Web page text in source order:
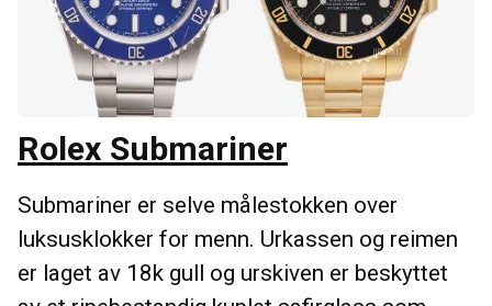
Rolex Submariner
Submariner er selve målestokken over
luksusklokker for menn. Urkassen og reimen
er laget av 18k gull og urskiven er beskyttet